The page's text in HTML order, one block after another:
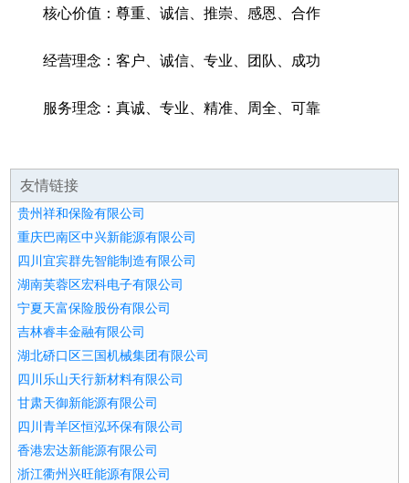
核心价值：尊重、诚信、推崇、感恩、合作
经营理念：客户、诚信、专业、团队、成功
服务理念：真诚、专业、精准、周全、可靠
友情链接
贵州祥和保险有限公司
重庆巴南区中兴新能源有限公司
四川宜宾群先智能制造有限公司
湖南芙蓉区宏科电子有限公司
宁夏天富保险股份有限公司
吉林睿丰金融有限公司
湖北硚口区三国机械集团有限公司
四川乐山天行新材料有限公司
甘肃天御新能源有限公司
四川青羊区恒泓环保有限公司
香港宏达新能源有限公司
浙江衢州兴旺能源有限公司